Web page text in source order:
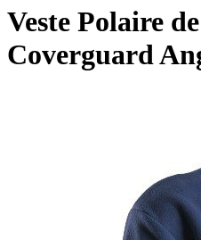
Veste Polaire
Coverguard